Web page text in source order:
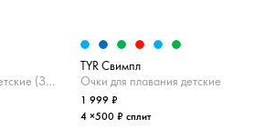
Очки для плавания детские (Зекральные)
TYR Свимпл
Очки для плавания детские
1 999 ₽
4 ×500 ₽ сплит